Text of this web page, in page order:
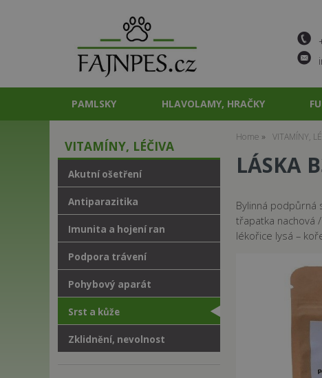
PAMLSKY HLAVOLAMY, HRAČKY
Home VITAMÍNY,
LÁSKA
Bylinná podpůrná
třapatka nachová
lékořice lysá –
VITAMÍNY, LÉČIVA
Akutní ošetření
Antiparazitika
Imunita a hojení ran
Podpora trávení
Pohybový aparát
Srst a kůže
Zklidnění, nevolnost